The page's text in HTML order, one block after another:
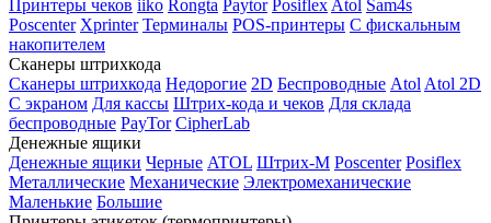
Принтеры чеков iiko Rongta Paytor Posiflex Atol Sam4s
Poscenter Xprinter Терминалы POS-принтеры С фискальным
накопителем
Сканеры штрихкода
Сканеры штрихкода Недорогие 2D Беспроводные Atol Atol 2D
С экраном Для кассы Штрих-кода и чеков Для склада
беспроводные PayTor CipherLab
Денежные ящики
Денежные ящики Черные ATOL Штрих-М Poscenter Posiflex
Металлические Механические Электромеханические
Маленькие Большие